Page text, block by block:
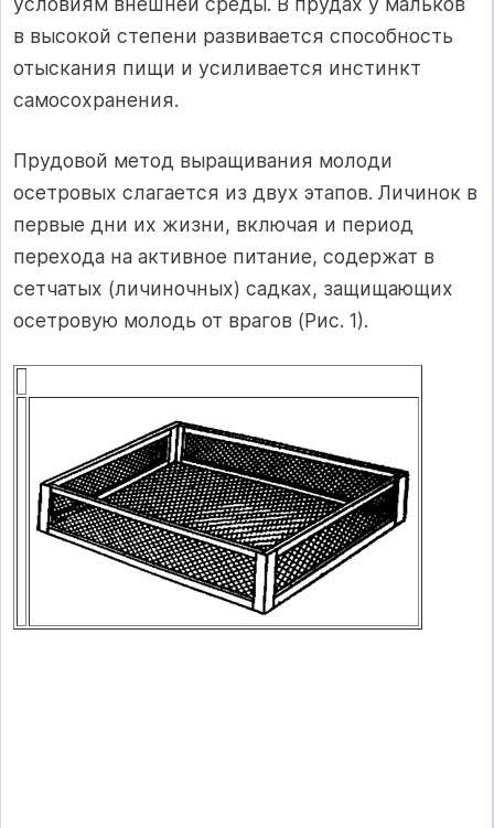
в высокой степени развивается способность
отыскания пищи и усиливается инстинкт
самосохранения.
Прудовой метод выращивания молоди
осетровых слагается из двух этапов. Личинок в
первые дни их жизни, включая и период
перехода на активное питание, содержат в
сетчатых (личиночных) садках, защищающих
осетровую молодь от врагов (Рис. 1).